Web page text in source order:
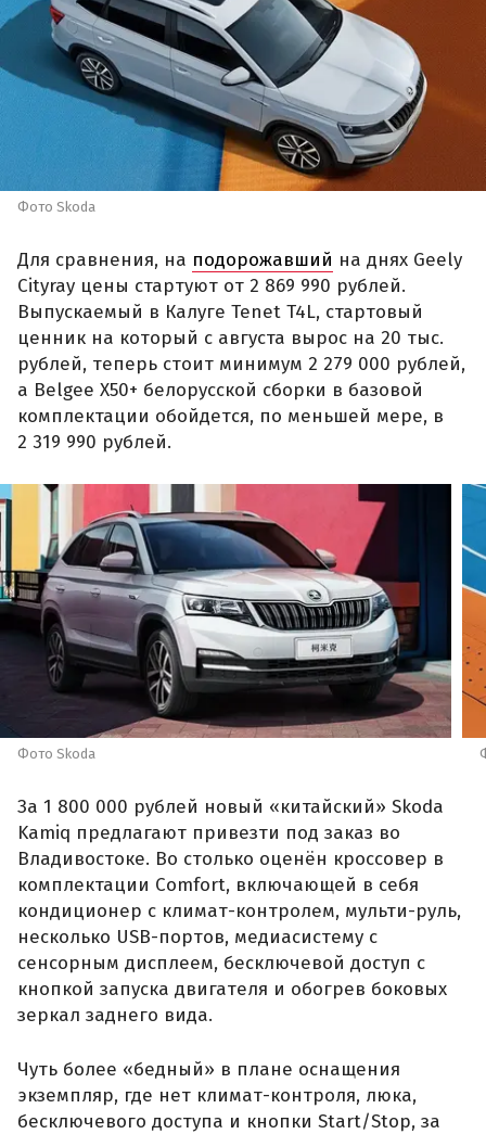
Фото Skoda
Для сравнения, на подорожавший на днях Geely
Cityray цены стартуют от 2 869 990 рублей.
Выпускаемый в Калуге Tenet T4L, стартовый
ценник на который с августа вырос на 20 тыс.
рублей, теперь стоит минимум 2 279 000 рублей,
а Belgee X50+ белорусской сборки в базовой
комплектации обойдется, по меньшей мере, в
2 319 990 рублей.
Фото Skoda
За 1 800 000 рублей новый «китайский» Skoda
Kamiq предлагают привезти под заказ во
Владивостоке. Во столько оценён кроссовер в
комплектации Comfort, включающей в себя
кондиционер с климат-контролем, мульти-руль,
несколько USB-портов, медиасистему с
сенсорным дисплеем, бесключевой доступ с
кнопкой запуска двигателя и обогрев боковых
зеркал заднего вида.
Чуть более «бедный» в плане оснащения
экземпляр, где нет климат-контроля, люка,
бесключевого доступа и кнопки Start/Stop, за